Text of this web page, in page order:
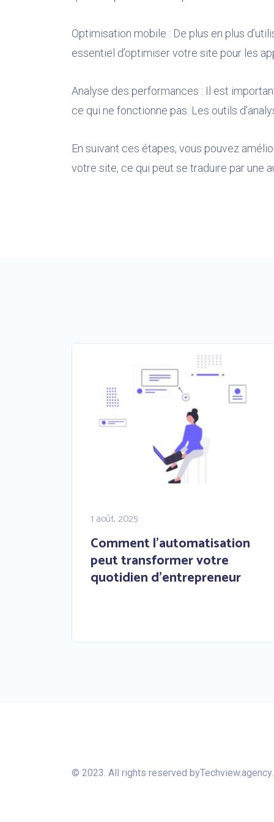
Optimisation mobile : De plus en plus
essentiel d’optimiser votre site pour les
Analyse des performances : Il est
ce qui ne fonctionne pas. Les outils
En suivant ces étapes, vous pouvez
votre site, ce qui peut se traduire par une
1 août, 2025
Comment l’automatisation
peut transformer votre
quotidien d’entrepreneur
© 2023. All rights reserved byTechview.agency.